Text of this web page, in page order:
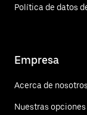
Política de datos
Empresa
Acerca de nosotros
Nuestras opciones